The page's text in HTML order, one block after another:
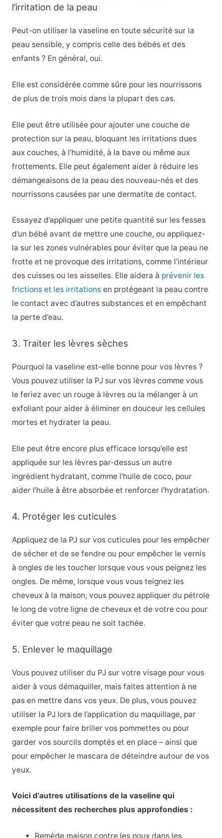
l’irritation de la peau
Peut-on utiliser la vaseline en toute sécurité sur la
peau sensible, y compris celle des bébés et des
enfants ? En général, oui.
Elle est considérée comme sûre pour les nourrissons
de plus de trois mois dans la plupart des cas.
Elle peut être utilisée pour ajouter une couche de
protection sur la peau, bloquant les irritations dues
aux couches, à l’humidité, à la bave ou même aux
frottements. Elle peut également aider à réduire les
démangeaisons de la peau des nouveau-nés et des
nourrissons causées par une dermatite de contact.
Essayez d’appliquer une petite quantité sur les fesses
d’un bébé avant de mettre une couche, ou appliquez-
la sur les zones vulnérables pour éviter que la peau ne
frotte et ne provoque des irritations, comme l’intérieur
des cuisses ou les aisselles. Elle aidera à prévenir les
frictions et les irritationsen protégeant la peau contre
le contact avec d’autres substances et en empêchant
la perte d’eau.
3. Traiter les lèvres sèches
Pourquoi la vaseline est-elle bonne pour vos lèvres ?
Vous pouvez utiliser la PJ sur vos lèvres comme vous
le feriez avec un rouge à lèvres ou la mélanger à un
exfoliant pour aider à éliminer en douceur les cellules
mortes et hydrater la peau.
Elle peut être encore plus efficace lorsqu’elle est
appliquée sur les lèvres par-dessus un autre
ingrédient hydratant, comme l’huile de coco, pour
aider l’huile à être absorbée et renforcer l’hydratation.
4. Protéger les cuticules
Appliquez de la PJ sur vos cuticules pour les empêcher
de sécher et de se fendre ou pour empêcher le vernis
à ongles de les toucher lorsque vous vous peignez les
ongles. De même, lorsque vous vous teignez les
cheveux à la maison, vous pouvez appliquer du pétrole
le long de votre ligne de cheveux et de votre cou pour
éviter que votre peau ne soit tachée.
5. Enlever le maquillage
Vous pouvez utiliser du PJ sur votre visage pour vous
aider à vous démaquiller, mais faites attention à ne
pas en mettre dans vos yeux. De plus, vous pouvez
utiliser la PJ lors de l’application du maquillage, par
exemple pour faire briller vos pommettes ou pour
garder vos sourcils domptés et en place – ainsi que
pour empêcher le mascara de déteindre autour de vos
yeux.
Voici d’autres utilisations de la vaseline qui
nécessitent des recherches plus approfondies :
Remède maison contre les poux dans les